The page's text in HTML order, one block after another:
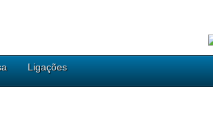
Ligações